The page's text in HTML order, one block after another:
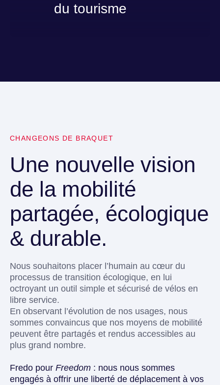
du tourisme
CHANGEONS DE BRAQUET
Une nouvelle vision
de la mobilité
partagée, écologique
& durable.
Nous souhaitons placer l’humain au cœur du
processus de transition écologique, en lui
octroyant un outil simple et sécurisé de vélos en
libre service.
En observant l’évolution de nos usages, nous
sommes convaincus que nos moyens de mobilité
peuvent être partagés et rendus accessibles au
plus grand nombre.
Fredo pour Freedom : nous nous sommes
engagés à offrir une liberté de déplacement à vos